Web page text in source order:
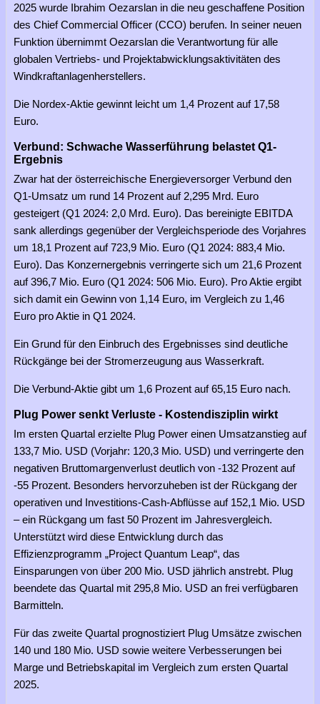
2025 wurde Ibrahim Oezarslan in die neu geschaffene Position
des Chief Commercial Officer (CCO) berufen. In seiner neuen
Funktion übernimmt Oezarslan die Verantwortung für alle
globalen Vertriebs- und Projektabwicklungsaktivitäten des
Windkraftanlagenherstellers.
Die Nordex-Aktie gewinnt leicht um 1,4 Prozent auf 17,58
Euro.
Verbund: Schwache Wasserführung belastet Q1-
Ergebnis
Zwar hat der österreichische Energieversorger Verbund den
Q1-Umsatz um rund 14 Prozent auf 2,295 Mrd. Euro
gesteigert (Q1 2024: 2,0 Mrd. Euro). Das bereinigte EBITDA
sank allerdings gegenüber der Vergleichsperiode des Vorjahres
um 18,1 Prozent auf 723,9 Mio. Euro (Q1 2024: 883,4 Mio.
Euro). Das Konzernergebnis verringerte sich um 21,6 Prozent
auf 396,7 Mio. Euro (Q1 2024: 506 Mio. Euro). Pro Aktie ergibt
sich damit ein Gewinn von 1,14 Euro, im Vergleich zu 1,46
Euro pro Aktie in Q1 2024.
Ein Grund für den Einbruch des Ergebnisses sind deutliche
Rückgänge bei der Stromerzeugung aus Wasserkraft.
Die Verbund-Aktie gibt um 1,6 Prozent auf 65,15 Euro nach.
Plug Power senkt Verluste - Kostendisziplin wirkt
Im ersten Quartal erzielte Plug Power einen Umsatzanstieg auf
133,7 Mio. USD (Vorjahr: 120,3 Mio. USD) und verringerte den
negativen Bruttomargenverlust deutlich von -132 Prozent auf
-55 Prozent. Besonders hervorzuheben ist der Rückgang der
operativen und Investitions-Cash-Abflüsse auf 152,1 Mio. USD
– ein Rückgang um fast 50 Prozent im Jahresvergleich.
Unterstützt wird diese Entwicklung durch das
Effizienzprogramm „Project Quantum Leap“, das
Einsparungen von über 200 Mio. USD jährlich anstrebt. Plug
beendete das Quartal mit 295,8 Mio. USD an frei verfügbaren
Barmitteln.
Für das zweite Quartal prognostiziert Plug Umsätze zwischen
140 und 180 Mio. USD sowie weitere Verbesserungen bei
Marge und Betriebskapital im Vergleich zum ersten Quartal
2025.